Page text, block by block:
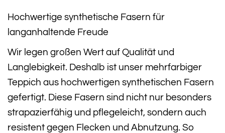
Hochwertige synthetische Fasern für
langanhaltende Freude
Wir legen großen Wert auf Qualität und
Langlebigkeit. Deshalb ist unser mehrfarbiger
Teppich aus hochwertigen synthetischen Fasern
gefertigt. Diese Fasern sind nicht nur besonders
strapazierfähig und pflegeleicht, sondern auch
resistent gegen Flecken und Abnutzung. So